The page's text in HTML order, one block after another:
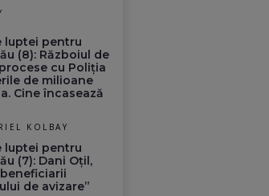
luptei pentru
(8): Războiul de
cu Poliția
de milioane
Cine încasează
KOLBAY
luptei pentru
(7): Dani Oțil,
de avizare”